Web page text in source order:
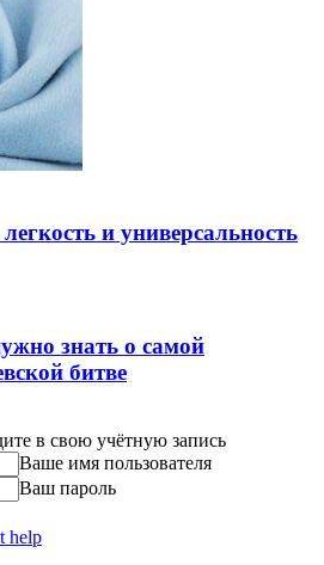
и универсальность
знать о самой
битве
в свою учётную запись
Ваше имя пользователя
Ваш пароль
help